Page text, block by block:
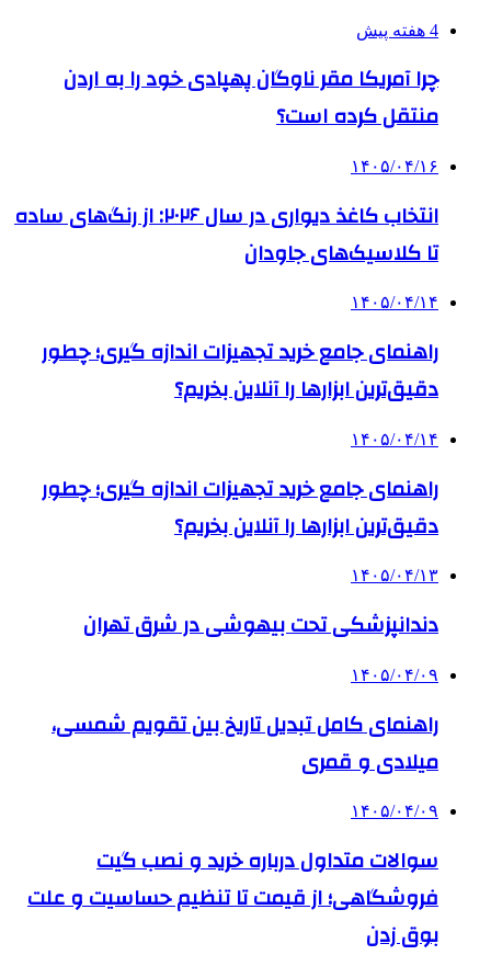
4 هفته پیش
چرا آمریکا مقر ناوگان پهپادی خود را به اردن
منتقل کرده است؟
۱۴۰۵/۰۴/۱۶
انتخاب کاغذ دیواری در سال ۲۰۲۶: از رنگ‌های ساده
تا کلاسیک‌های جاودان
۱۴۰۵/۰۴/۱۴
راهنمای جامع خرید تجهیزات اندازه گیری؛ چطور
دقیق‌ترین ابزارها را آنلاین بخریم؟
۱۴۰۵/۰۴/۱۴
راهنمای جامع خرید تجهیزات اندازه گیری؛ چطور
دقیق‌ترین ابزارها را آنلاین بخریم؟
۱۴۰۵/۰۴/۱۳
دندانپزشکی تحت بیهوشی در شرق تهران
۱۴۰۵/۰۴/۰۹
راهنمای کامل تبدیل تاریخ بین تقویم شمسی،
میلادی و قمری
۱۴۰۵/۰۴/۰۹
سوالات متداول درباره خرید و نصب گیت
فروشگاهی؛ از قیمت تا تنظیم حساسیت و علت
بوق زدن